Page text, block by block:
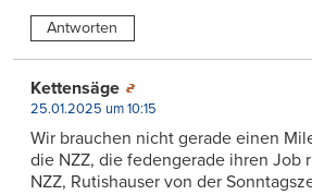
Antworten
Kettensäge
25.01.2025 um 10:15
Wir brauchen nicht gerade einen
die NZZ, die fedengerade ihren Job
NZZ, Rutishauser von der